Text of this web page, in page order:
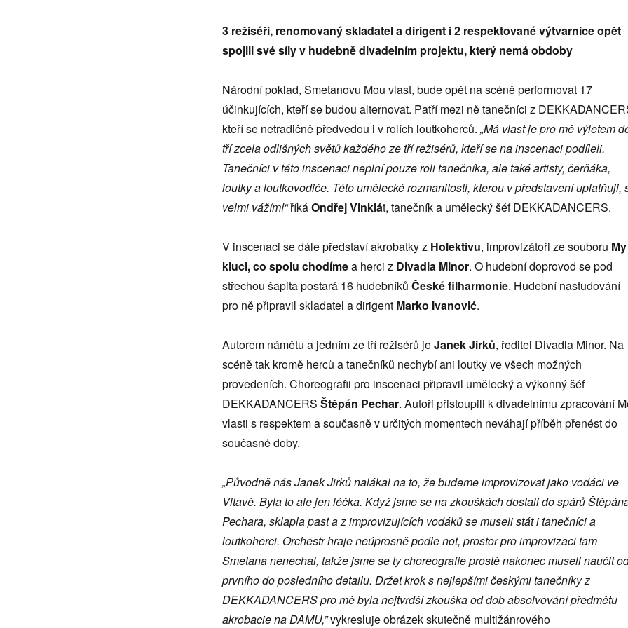
3 režiséři, renomovaný skladatel a dirigent i 2 respektované výtvarnice opět
spojili své síly v hudebně divadelním projektu, který nemá obdoby
Národní poklad, Smetanovu Mou vlast, bude opět na scéně performovat 17
účinkujících, kteří se budou alternovat. Patří mezi ně tanečníci z
kteří se netradičně předvedou i v rolích loutkoherců. „Má vlast je pro mě výletem
tří zcela odlišných světů každého ze tří režisérů, kteří se na inscenaci podíleli.
Tanečníci v této inscenaci neplní pouze roli tanečníka, ale také artisty, čerňáka,
loutky a loutkovodiče. Této umělecké rozmanitosti, kterou v představení uplatňuji,
velmi vážím!“říkáOndřej Vinklát, tanečník a umělecký šéf DEKKADANCERS.
V inscenaci se dále představí akrobatky z Holektivu, improvizátoři ze souboru My
kluci, co spolu chodímea herci z Divadla Minor. O hudební doprovod se pod
střechou šapita postará 16 hudebníků České filharmonie. Hudební nastudování
pro ně připravil skladatel a dirigent Marko Ivanović.
Autorem námětu a jedním ze tří režisérů jeJanek Jirků, ředitel Divadla Minor. Na
scéně tak kromě herců a tanečníků nechybí ani loutky ve všech možných
provedeních. Choreografii pro inscenaci připravil umělecký a výkonný šéf
DEKKADANCERS Štěpán Pechar. Autoři přistoupili k divadelnímu zpracování
vlasti s respektem a současně v určitých momentech neváhají příběh přenést do
současné doby.
„Původně nás Janek Jirků nalákal na to, že budeme improvizovat jako vodáci ve
Vltavě. Byla to ale jen léčka. Když jsme se na zkouškách dostali do spárů
Pechara, sklapla past a z improvizujících vodáků se museli stát i tanečníci a
loutkoherci. Orchestr hraje neúprosně podle not, prostor pro improvizaci tam
Smetana nenechal, takže jsme se ty choreografie prostě nakonec museli naučit
prvního do posledního detailu. Držet krok s nejlepšími českými tanečníky z
DEKKADANCERS pro mě byla nejtvrdší zkouška od dob absolvování předmětu
akrobacie na DAMU,”vykresluje obrázek skutečně multižánrového